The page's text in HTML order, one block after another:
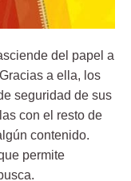
del papel a
a ella, los
seguridad de sus
con el resto de
contenido.
permite